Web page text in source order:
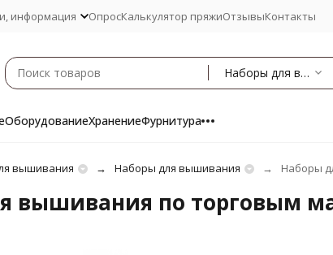
информация ОпросКалькулятор пряжиОтзывыКонтакты
Наборы для вышивания по торговым маркам
ОборудованиеХранениеФурнитура
вышивания Наборы для вышивания Наборы
вышивания по торговым